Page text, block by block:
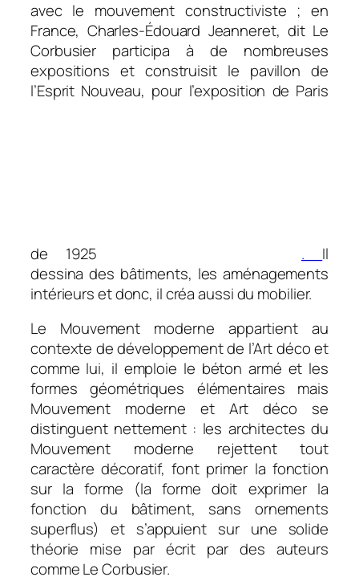
avec le mouvement constructiviste ; en
France, Charles-Édouard Jeanneret, dit Le
Corbusier participa à de nombreuses
expositions et construisit le pavillon de
l’Esprit Nouveau, pour l’exposition de Paris
de 1925 . Il
dessina des bâtiments, les aménagements
intérieurs et donc, il créa aussi du mobilier.
Le Mouvement moderne appartient au
contexte de développement de l’Art déco et
comme lui, il emploie le béton armé et les
formes géométriques élémentaires mais
Mouvement moderne et Art déco se
distinguent nettement : les architectes du
Mouvement moderne rejettent tout
caractère décoratif, font primer la fonction
sur la forme (la forme doit exprimer la
fonction du bâtiment, sans ornements
superflus) et s’appuient sur une solide
théorie mise par écrit par des auteurs
comme Le Corbusier.